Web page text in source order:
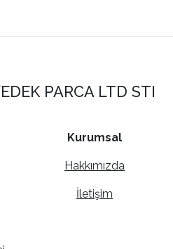
PARCA LTD STI
Kurumsal
Hakkımızda
İletişim